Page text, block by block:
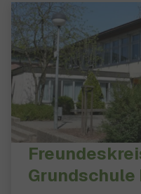
Grundschule